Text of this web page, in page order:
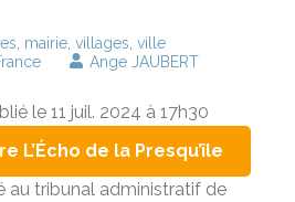
mairie villages ville
Ange JAUBERT
le 11 juil. 2024 à 17h30
L’Écho de la Presqu’île
au tribunal administratif de